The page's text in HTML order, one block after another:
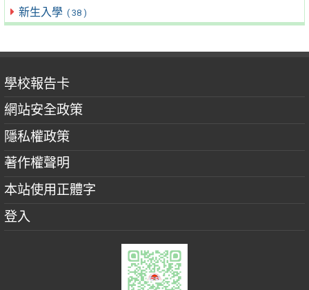
新生入學 ( 38 )
學校報告卡
網站安全政策
隱私權政策
著作權聲明
本站使用正體字
登入